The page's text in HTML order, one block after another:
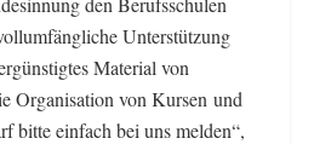
Unterstützung
Material von
Organisation von Kursen und
bitte einfach bei uns melden“,